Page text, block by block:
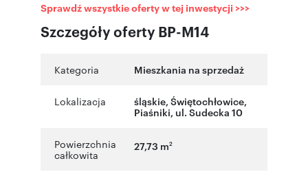
Szczegóły oferty BP-M14
Sprawdź wszystkie oferty w tej inwestycji >>>
Kategoria Mieszkania na sprzedaż
Lokalizacja śląskie, Świętochłowice,
Piaśniki, ul. Sudecka 10
Powierzchnia
całkowita
27,73 m2